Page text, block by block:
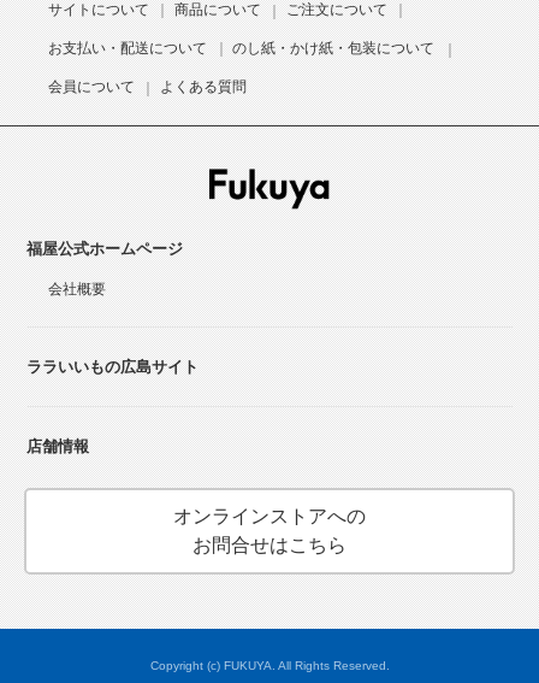
サイトについて 商品について ご注文について
お支払い・配送について のし紙・かけ紙・包装について
会員について よくある質問
福屋公式ホームページ
会社概要
ララいいもの広島サイト
店舗情報
オンラインストアへの
お問合せはこちら
Copyright (c) FUKUYA. All Rights Reserved.